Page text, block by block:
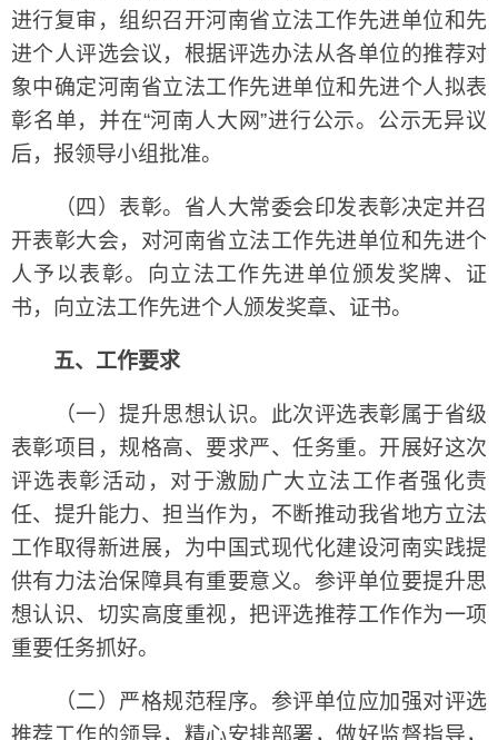
进行复审，组织召开河南省立法工作先进单位和先
进个人评选会议，根据评选办法从各单位的推荐对
象中确定河南省立法工作先进单位和先进个人拟表
彰名单，并在“河南人大网”进行公示。公示无异议
后，报领导小组批准。
（四）表彰。省人大常委会印发表彰决定并召
开表彰大会，对河南省立法工作先进单位和先进个
人予以表彰。向立法工作先进单位颁发奖牌、证
书，向立法工作先进个人颁发奖章、证书。
五、工作要求
（一）提升思想认识。此次评选表彰属于省级
表彰项目，规格高、要求严、任务重。开展好这次
评选表彰活动，对于激励广大立法工作者强化责
任、提升能力、担当作为，不断推动我省地方立法
工作取得新进展，为中国式现代化建设河南实践提
供有力法治保障具有重要意义。参评单位要提升思
想认识、切实高度重视，把评选推荐工作作为一项
重要任务抓好。
（二）严格规范程序。参评单位应加强对评选
推荐工作的领导，精心安排部署，做好监督指导，